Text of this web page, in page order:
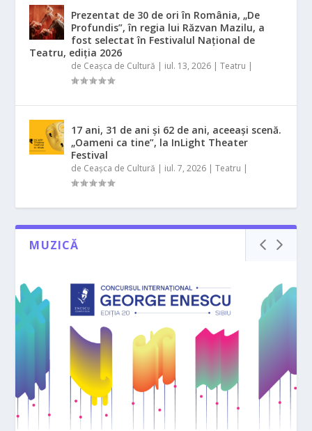
Prezentat de 30 de ori în România, „De
Profundis”, în regia lui Răzvan Mazilu, a
fost selectat în Festivalul Național de
Teatru, ediția 2026
de Ceașca de Cultură | iul. 13, 2026 |Teatru |
17 ani, 31 de ani și 62 de ani, aceeași scenă.
„Oameni ca tine”, la InLight Theater
Festival
de Ceașca de Cultură | iul. 7, 2026 |Teatru |
MUZICĂ